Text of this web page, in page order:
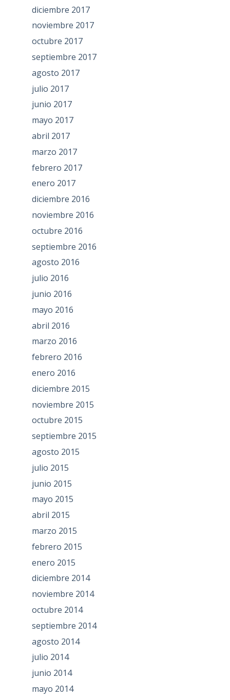
diciembre 2017
noviembre 2017
octubre 2017
septiembre 2017
agosto 2017
julio 2017
junio 2017
mayo 2017
abril 2017
marzo 2017
febrero 2017
enero 2017
diciembre 2016
noviembre 2016
octubre 2016
septiembre 2016
agosto 2016
julio 2016
junio 2016
mayo 2016
abril 2016
marzo 2016
febrero 2016
enero 2016
diciembre 2015
noviembre 2015
octubre 2015
septiembre 2015
agosto 2015
julio 2015
junio 2015
mayo 2015
abril 2015
marzo 2015
febrero 2015
enero 2015
diciembre 2014
noviembre 2014
octubre 2014
septiembre 2014
agosto 2014
julio 2014
junio 2014
mayo 2014